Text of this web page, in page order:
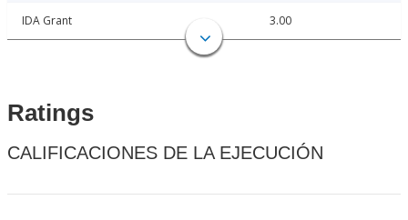
IDA Grant 3.00
Ratings
CALIFICACIONES DE LA EJECUCIÓN